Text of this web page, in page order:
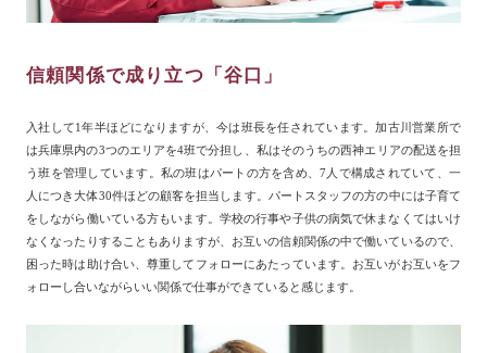
信頼関係で成り立つ「谷口」
入社して1年半ほどになりますが、今は班長を任されています。加古川営業所で
は兵庫県内の3つのエリアを4班で分担し、私はそのうちの西神エリアの配送を担
う班を管理しています。私の班はパートの方を含め、7人で構成されていて、一
人につき大体30件ほどの顧客を担当します。パートスタッフの方の中には子育て
をしながら働いている方もいます。学校の行事や子供の病気で休まなくてはいけ
なくなったりすることもありますが、お互いの信頼関係の中で働いているので、
困った時は助け合い、尊重してフォローにあたっています。お互いがお互いをフ
ォローし合いながらいい関係で仕事ができていると感じます。